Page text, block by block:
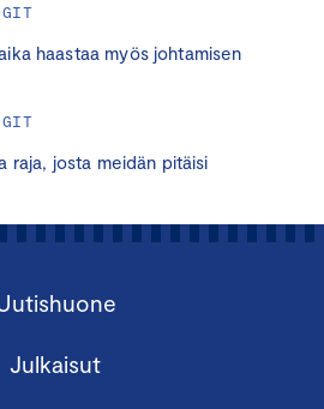
haastaa myös johtamisen
raja, josta meidän pitäisi
Julkaisut